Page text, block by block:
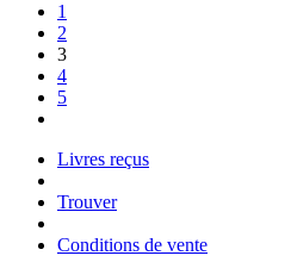
1
2
3
4
5
Livres reçus
Trouver
Conditions de vente